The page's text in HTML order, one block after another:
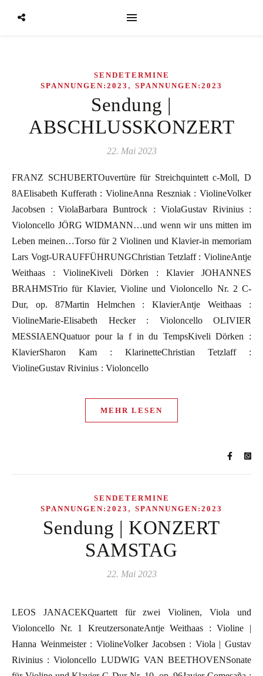
SENDETERMINE
SPANNUNGEN:2023 , SPANNUNGEN:2023
Sendung |
ABSCHLUSSKONZERT
22. Mai 2023
FRANZ SCHUBERTOuvertüre für Streichquintett c-Moll, D
8AElisabeth Kufferath : ViolineAnna Reszniak : ViolineVolker
Jacobsen : ViolaBarbara Buntrock : ViolaGustav Rivinius :
Violoncello JÖRG WIDMANN…und wenn wir uns mitten im
Leben meinen…Torso für 2 Violinen und Klavier-in memoriam
Lars Vogt-URAUFFÜHRUNGChristian Tetzlaff : ViolineAntje
Weithaas : ViolineKiveli Dörken : Klavier JOHANNES
BRAHMSTrio für Klavier, Violine und Violoncello Nr. 2 C-
Dur, op. 87Martin Helmchen : KlavierAntje Weithaas :
ViolineMarie-Elisabeth Hecker : Violoncello OLIVIER
MESSIAENQuatuor pour la f in du TempsKiveli Dörken :
KlavierSharon Kam : KlarinetteChristian Tetzlaff :
ViolineGustav Rivinius : Violoncello
MEHR LESEN
SENDETERMINE
SPANNUNGEN:2023 , SPANNUNGEN:2023
Sendung | KONZERT
SAMSTAG
22. Mai 2023
LEOS JANACEKQuartett für zwei Violinen, Viola und
Violoncello Nr. 1 KreutzersonateAntje Weithaas : Violine |
Hanna Weinmeister : ViolineVolker Jacobsen : Viola | Gustav
Rivinius : Violoncello LUDWIG VAN BEETHOVENSonate